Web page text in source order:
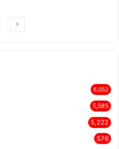
PreviousNext
6,052
5,585
5,222
576